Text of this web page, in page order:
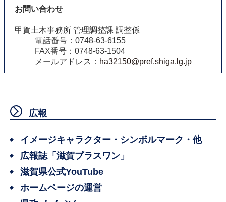
お問い合わせ
甲賀土木事務所 管理調整課 調整係
電話番号：0748-63-6155
FAX番号：0748-63-1504
メールアドレス： ha32150@pref.shiga.lg.jp
広報
イメージキャラクター・シンボルマーク・他
広報誌「滋賀プラスワン」
滋賀県公式YouTube
ホームページの運営